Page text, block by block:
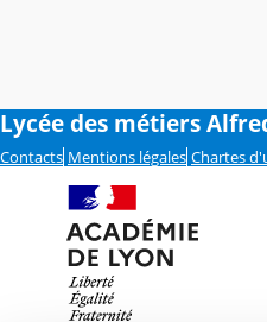
Lycée des métiers
Contacts Mentions légales Chartes